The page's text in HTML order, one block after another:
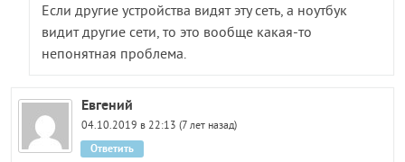
Если другие устройства видят эту сеть, а ноутбук
видит другие сети, то это вообще какая-то
непонятная проблема.
Евгений
04.10.2019 в 22:13 (7 лет назад)
Ответить